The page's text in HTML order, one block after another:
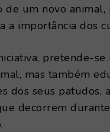
de um novo animal,
a importância dos
pretende-
mas também
dos seus patudos,
decorrem